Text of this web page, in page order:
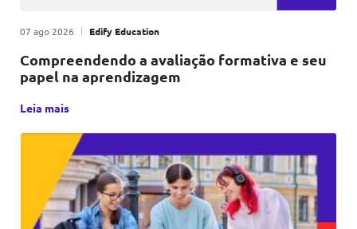
Compreendendo a avaliação formativa e seu
papel na aprendizagem
Publicado em
07 ago 2026 | por
Edify Education
Leia mais